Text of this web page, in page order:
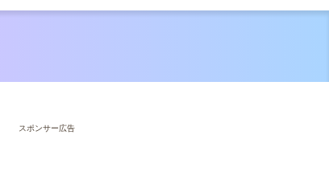
スポンサー広告